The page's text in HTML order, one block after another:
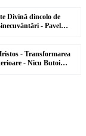
imagine
tot așa omul
Divină dincolo de
- Pavel
- Transformarea
- Nicu Butoi